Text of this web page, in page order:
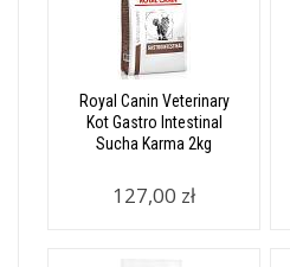
Royal Canin Veterinary
Kot Gastro Intestinal
Sucha Karma 2kg
127,00 zł